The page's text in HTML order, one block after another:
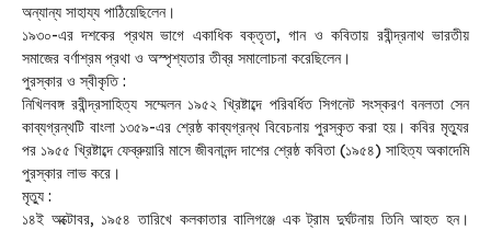
অন্যান্য সাহায্য পাঠিয়েছিলেন।
১৯৩০-এর দশকের প্রথম ভাগে একাধিক বক্তৃতা, গান ও কবিতায় রবীন্দ্রনাথ ভারতীয়
সমাজের বর্ণাশ্রম প্রথা ও অস্পৃশ্যতার তীব্র সমালোচনা করেছিলেন।
পুরস্কার ও স্বীকৃতি :
নিখিলবঙ্গ রবীন্দ্রসাহিত্য সম্মেলন ১৯৫২ খ্রিষ্টাব্দে পরিবর্ধিত সিগনেট সংস্করণ বনলতা সেন
কাব্যগ্রন্থটি বাংলা ১৩৫৯-এর শ্রেষ্ঠ কাব্যগ্রন্থ বিবেচনায় পুরস্কৃত করা হয়। কবির মৃত্যুর
পর ১৯৫৫ খ্রিষ্টাব্দে ফেব্রুয়ারি মাসে জীবনানন্দ দাশের শ্রেষ্ঠ কবিতা (১৯৫৪) সাহিত্য অকাদেমি
পুরস্কার লাভ করে।
মৃত্যু :
১৪ই অক্টোবর, ১৯৫৪ তারিখে কলকাতার বালিগঞ্জে এক ট্রাম দুর্ঘটনায় তিনি আহত হন।